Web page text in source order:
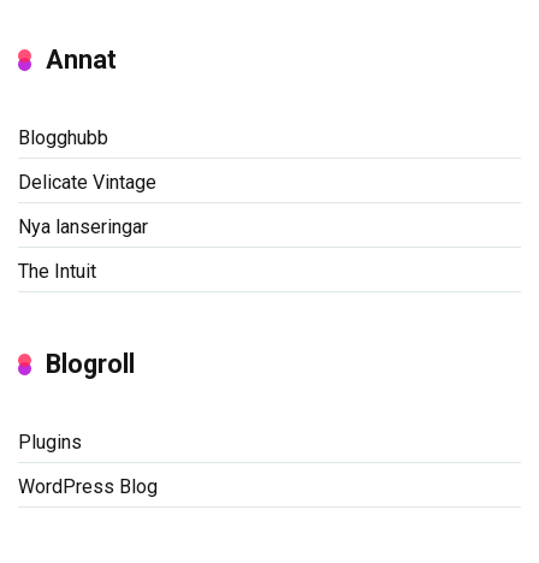
Annat
Blogghubb
Delicate Vintage
Nya lanseringar
The Intuit
Blogroll
Plugins
WordPress Blog